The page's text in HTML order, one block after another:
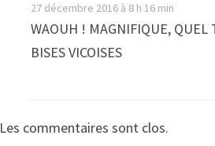
27 décembre 2016 à 8 h 16 min
WAOUH ! MAGNIFIQUE, QUEL
BISES VICOISES
Les commentaires sont clos.